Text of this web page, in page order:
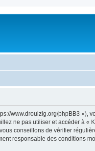
www.drouizig.org/phpBB3 »),
ne pas utiliser et accéder à «
conseillons de vérifier
responsable des conditions